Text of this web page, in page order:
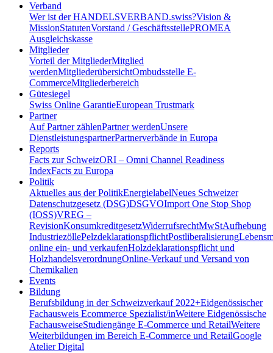
Verband
Wer ist der HANDELSVERBAND.swiss?Vision &
MissionStatutenVorstand / GeschäftsstellePROMEA
Ausgleichskasse
Mitglieder
Vorteil der MitgliederMitglied
werdenMitgliederübersichtOmbudsstelle E-
CommerceMitgliederbereich
Gütesiegel
Swiss Online GarantieEuropean Trustmark
Partner
Auf Partner zählenPartner werdenUnsere
DienstleistungspartnerPartnerverbände in Europa
Reports
Facts zur SchweizORI – Omni Channel Readiness
IndexFacts zu Europa
Politik
Aktuelles aus der PolitikEnergielabelNeues Schweizer
Datenschutzgesetz (DSG)DSGVOImport One Stop Shop
(IOSS)VREG –
RevisionKonsumkreditgesetzWiderrufsrechtMwStAufhebung
IndustriezöllePelzdeklarationspflichtPostliberalisierung
online ein- und verkaufenHolzdeklarationspflicht und
HolzhandelsverordnungOnline-Verkauf und Versand von
Chemikalien
Events
Bildung
Berufsbildung in der Schweizverkauf 2022+Eidgenössischer
Fachausweis Ecommerce Spezialist/inWeitere Eidgenössische
FachausweiseStudiengänge E-Commerce und RetailWeitere
Weiterbildungen im Bereich E-Commerce und RetailGoogle
Atelier Digital